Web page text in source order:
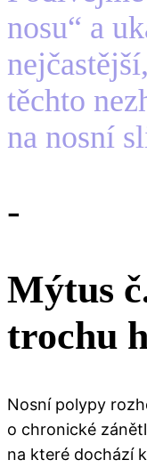
nosu“ a
těchto
na nosní
-
Mýtus
trochu
Nosní polypy
o chronické
na které dochází